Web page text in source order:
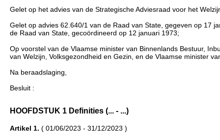
Gelet op het advies van de Strategische Adviesraad voor het
Gelet op advies 62.640/1 van de Raad van State, gegeven op 17
de Raad van State, gecoördineerd op 12 januari 1973;
Op voorstel van de Vlaamse minister van Binnenlands Bestuur,
van Welzijn, Volksgezondheid en Gezin, en de Vlaamse minister
Na beraadslaging,
Besluit :
HOOFDSTUK 1 Definities (... - ...)
Artikel 1. ( 01/06/2023 - 31/12/2023 )